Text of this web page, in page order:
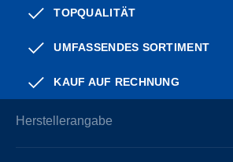
TOPQUALITÄT
UMFASSENDES SORTIMENT
KAUF AUF RECHNUNG
Herstellerangabe